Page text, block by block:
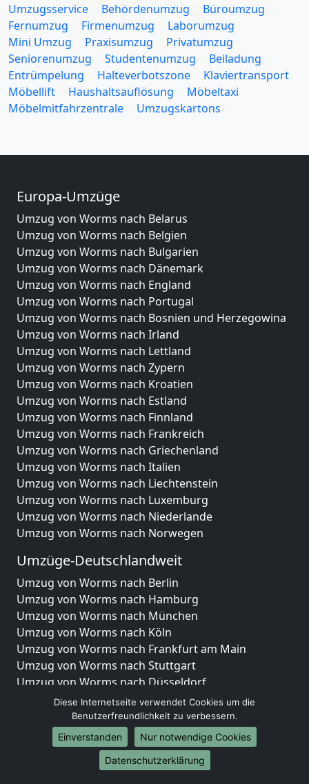
Umzugsservice Behördenumzug
Büroumzug
Fernumzug
Firmenumzug
Laborumzug
Mini Umzug
Praxisumzug
Privatumzug
Seniorenumzug
Studentenumzug
Beiladung
Entrümpelung
Halteverbotszone
Klaviertransport
Möbellift
Haushaltsauflösung
Möbeltaxi
Möbelmitfahrzentrale
Umzugskartons
Europa-Umzüge
Umzug von Worms nach Belarus
Umzug von Worms nach Belgien
Umzug von Worms nach Bulgarien
Umzug von Worms nach Dänemark
Umzug von Worms nach England
Umzug von Worms nach Portugal
Umzug von Worms nach Bosnien und Herzegowina
Umzug von Worms nach Irland
Umzug von Worms nach Lettland
Umzug von Worms nach Zypern
Umzug von Worms nach Kroatien
Umzug von Worms nach Estland
Umzug von Worms nach Finnland
Umzug von Worms nach Frankreich
Umzug von Worms nach Griechenland
Umzug von Worms nach Italien
Umzug von Worms nach Liechtenstein
Umzug von Worms nach Luxemburg
Umzug von Worms nach Niederlande
Umzug von Worms nach Norwegen
Umzüge-Deutschlandweit
Umzug von Worms nach Berlin
Umzug von Worms nach Hamburg
Umzug von Worms nach München
Umzug von Worms nach Köln
Umzug von Worms nach Frankfurt am Main
Umzug von Worms nach Stuttgart
Umzug von Worms nach Düsseldorf
Umzug von Worms nach Leipzig
Umzug von Worms nach Dortmund
Umzug von Worms nach Essen
Umzug von Worms nach Bremen
Umzug von Worms nach Dresden
Diese Internetseite verwendet Cookies um die
Benutzerfreundlichkeit zu verbessern.
Einverstanden
Nur notwendige Cookies
Datenschutzerklärung